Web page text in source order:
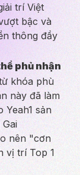
trí Việt
bậc và
thông đầy
phủ nhận
khóa phù
này đã làm
Yeah1 sản
nên "cơn
vị trí Top 1